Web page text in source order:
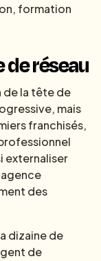
formation
réseau
de la tête de
mais
franchisés,
externaliser
des
dizaine de
de